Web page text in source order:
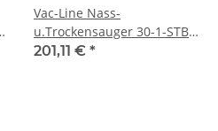
Vac-Line Nass-
u.Trockensauger 30-1-STBL
30 Liter
201,11 € *